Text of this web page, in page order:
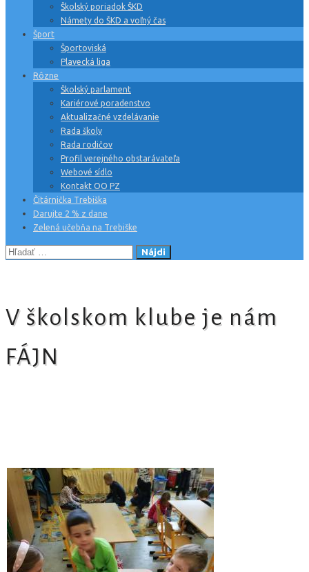
Školský poriadok ŠKD
Námety do ŠKD a voľný čas
Šport
Športoviská
Plavecká liga
Rôzne
Školský parlament
Kariérové poradenstvo
Aktualizačné vzdelávanie
Rada školy
Rada rodičov
Profil verejného obstarávateľa
Webové sídlo
Kontakt OO PZ
Čitárnička Trebiška
Darujte 2 % z dane
Zelená učebňa na Trebiške
Hľadať:
V školskom klube je nám
FÁJN